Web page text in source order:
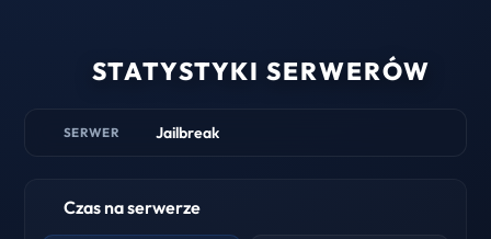
STATYSTYKI SERWERÓW
SERWER Jailbreak
Czas na serwerze